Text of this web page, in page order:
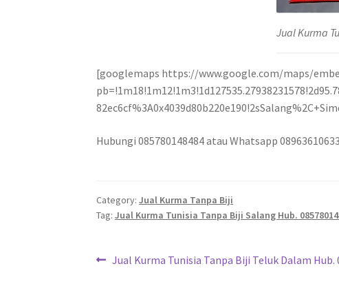
Jual Kurma
[googlemaps https://www.google.com/maps/
Hubungi 085780148484 atau Whatsapp
Category:Jual Kurma Tanpa Biji
Tag:Jual Kurma Tunisia Tanpa Biji Salang Hub.
Jual Kurma Tunisia Tanpa Biji Teluk Dalam Hub.